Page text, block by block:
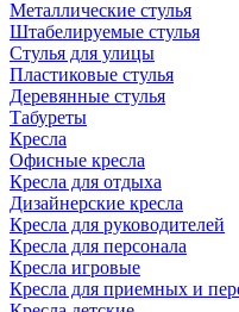
Металлические стулья
Штабелируемые стулья
Стулья для улицы
Пластиковые стулья
Деревянные стулья
Табуреты
Кресла
Офисные кресла
Кресла для отдыха
Дизайнерские кресла
Кресла для руководителей
Кресла для персонала
Кресла игровые
Кресла для приемных и